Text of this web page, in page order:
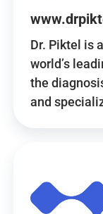
Dr. Piktel is
world’s
the
and